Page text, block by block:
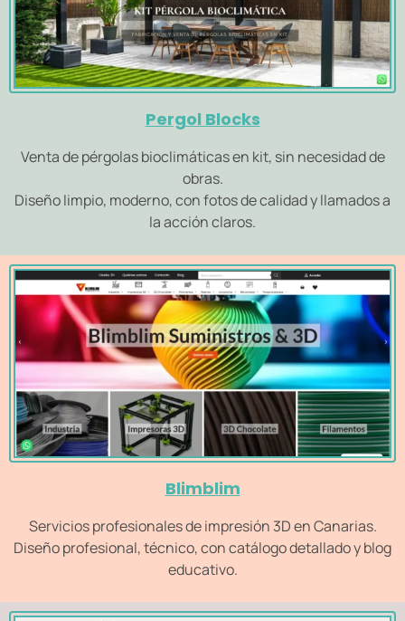
Pergol Blocks
Venta de pérgolas bioclimáticas en kit, sin necesidad de
obras.
Diseño limpio, moderno, con fotos de calidad y llamados a
la acción claros.
Blimblim
Servicios profesionales de impresión 3D en Canarias.
Diseño profesional, técnico, con catálogo detallado y blog
educativo.